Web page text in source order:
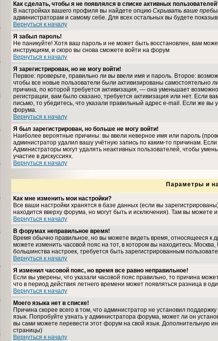
Как сделать, чтобы я не появлялся в списке активных
В настройках вашего профиля вы найдете опцию Скрывать ваше
администраторам и самому себе. Для всех остальных вы будете
Вернуться к началу
Я забыл пароль!
Не паникуйте! Хотя ваш пароль и не может быть восстановлен, вам
инструкциям, и скоро вы снова сможете войти на форум
Вернуться к началу
Я зарегистрирован, но не могу войти!
Первое: проверьте, правильно ли вы ввели имя и пароль. Второе:
чтобы все новые пользователи были активизированы самостоятельно
причина, по которой требуется активизация, — она уменьшает
регистрации, вам было сказано, требуется активизация или нет. Если
письмо, то убедитесь, что указали правильный адрес e-mail. Если же
форума.
Вернуться к началу
Я был зарегистрирован, но больше не могу войти!
Наиболее вероятные причины: вы ввели неверное имя или пароль
администратор удалил вашу учётную запись по каким-то причинам.
Администраторы могут удалять неактивных пользователей, чтобы
участие в дискуссиях.
Вернуться к началу
Параметры и
Как мне изменить мои настройки?
Все ваши настройки хранятся в базе данных (если вы
находится вверху форума, но могут быть и исключения). Там вы можете
Вернуться к началу
В форумах неправильное время!
Время обычно правильное, но вы можете видеть время, относящееся к
можете изменить часовой пояс на тот, в котором вы находитесь:
большинства настроек, требуется быть зарегистрированным
Вернуться к началу
Я изменил часовой пояс, но время все равно неправильное!
Если вы уверены, что указали часовой пояс правильно, то причина
что в период действия летнего времени может появляться разница в
Вернуться к началу
Моего языка нет в списке!
Причина скорее всего в том, что администратор не установил
язык. Попробуйте узнать у администратора форума, может ли он
вы сами можете перевести этот форум на свой язык. Дополнительную
страницы)
Вернуться к началу